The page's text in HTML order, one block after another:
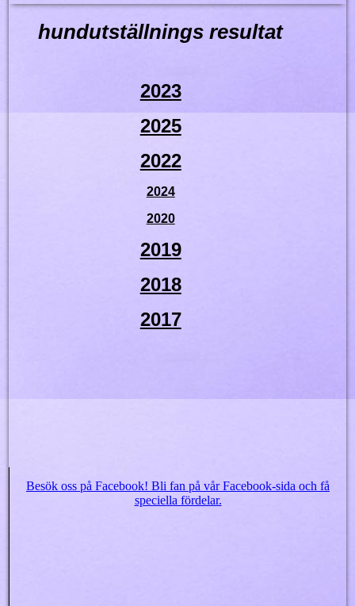
hundutställnings resultat
2023
2025
2022
2024
2020
2019
2018
2017
Besök oss på Facebook! Bli fan på vår Facebook-sida och få
speciella fördelar.